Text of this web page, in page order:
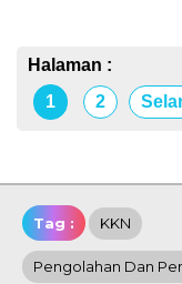
Halaman :
1
2
Tag : KKN
Pengolahan Dan